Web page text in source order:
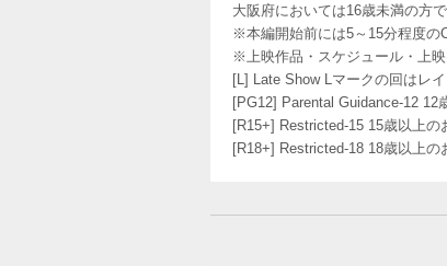
大阪府においては16歳未満の方
※本編開始前には5～15分程度の
※上映作品・スケジュール・上
[L] Late Show Lマークの回はレ
[PG12] Parental Guidance-12 12
[R15+] Restricted-15 15歳以上の
[R18+] Restricted-18 18歳以上の